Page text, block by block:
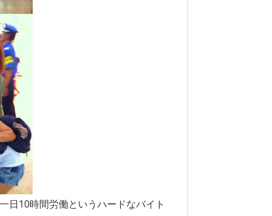
日10時間労働というハードなバイト